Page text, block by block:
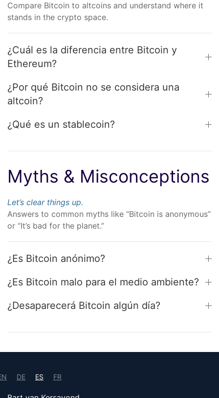
Compare Bitcoin to altcoins and understand where it
stands in the crypto space.
¿Cuál es la diferencia entre Bitcoin y
Ethereum?
¿Por qué Bitcoin no se considera una
altcoin?
¿Qué es un stablecoin?
Myths & Misconceptions
Let’s clear things up.
Answers to common myths like “Bitcoin is anonymous”
or “It’s bad for the planet.”
¿Es Bitcoin anónimo?
¿Es Bitcoin malo para el medio ambiente?
¿Desaparecerá Bitcoin algún día?
DE ES FR